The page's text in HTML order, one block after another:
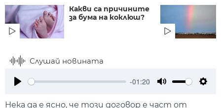
Какви са причините
за бума на коклюш?
Слушай новината
-01:20
Нека да е ясно, че този договор е част от